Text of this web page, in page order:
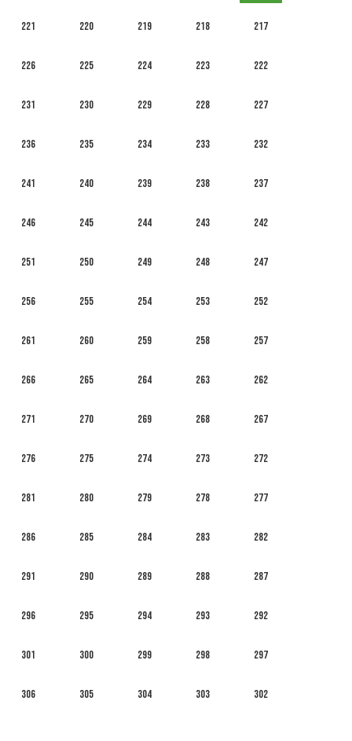
217
218
219
220
221
222
223
224
225
226
227
228
229
230
231
232
233
234
235
236
237
238
239
240
241
242
243
244
245
246
247
248
249
250
251
252
253
254
255
256
257
258
259
260
261
262
263
264
265
266
267
268
269
270
271
272
273
274
275
276
277
278
279
280
281
282
283
284
285
286
287
288
289
290
291
292
293
294
295
296
297
298
299
300
301
302
303
304
305
306